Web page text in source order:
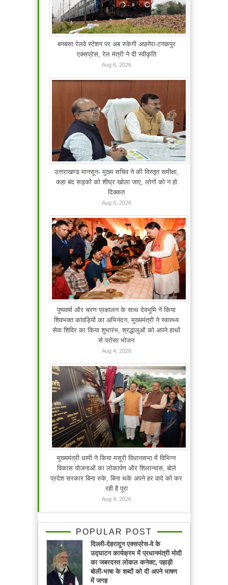
बनबसा रेलवे स्टेशन पर अब रुकेगी अछनेरा-टनकपुर
एक्सप्रेस, रेल मंत्री ने दी स्वीकृति
Aug 6, 2026
उत्तराखण्ड मानसून- मुख्य सचिव ने की विस्तृत समीक्षा,
कहा बंद सड़कों को शीघ्र खोला जाए, लोगों को न हो
दिक्कत
Aug 6, 2026
पुष्पवर्षा और चरण प्रक्षालन के साथ देवभूमि ने किया
शिवभक्त कांवड़ियों का अभिनंदन, मुख्यमंत्री ने स्वास्थ्य
सेवा शिविर का किया शुभारंभ, श्रद्धालुओं को अपने हाथों
से परोसा भोजन
Aug 4, 2026
मुख्यमंत्री धामी ने किया मसूरी विधानसभा में विभिन्न
विकास योजनाओं का लोकार्पण और शिलान्यास, बोले
प्रदेश सरकार बिना रुके, बिना थके अपने हर वादे को कर
रही है पूरा
Aug 4, 2026
POPULAR POST
दिल्ली-देहरादून एक्सप्रेस-वे के
उद्घाटन कार्यक्रम में प्रधानमंत्री मोदी
का जबरदस्त लोकल कनेक्ट, पहाड़ी
बोली-भाषा के शब्दों को दी अपने भाषण
में जगह